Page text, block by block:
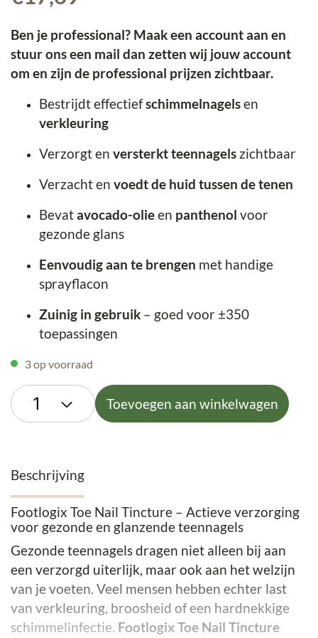
Ben je professional? Maak een account aan en
stuur ons een mail dan zetten wij jouw account
om en zijn de professional prijzen zichtbaar.
Bestrijdt effectiefschimmelnagelsen
verkleuring
Verzorgt en versterkt teennagels zichtbaar
Verzacht en voedt de huid tussen de tenen
Bevatavocado-olieen panthenol voor
gezonde glans
Eenvoudig aan te brengen met handige
sprayflacon
Zuinig in gebruik – goed voor ±350
toepassingen
3 op voorraad
Toevoegen aan winkelwagen
Beschrijving
Footlogix Toe Nail Tincture – Actieve verzorging
voor gezonde en glanzende teennagels
Gezonde teennagels dragen niet alleen bij aan
een verzorgd uiterlijk, maar ook aan het welzijn
van je voeten. Veel mensen hebben echter last
van verkleuring, broosheid of een hardnekkige
schimmelinfectie. Footlogix Toe Nail Tincture